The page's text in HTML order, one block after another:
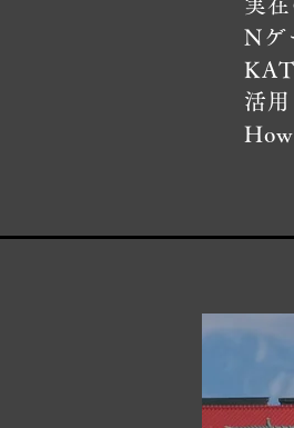
実
Nゲ
活